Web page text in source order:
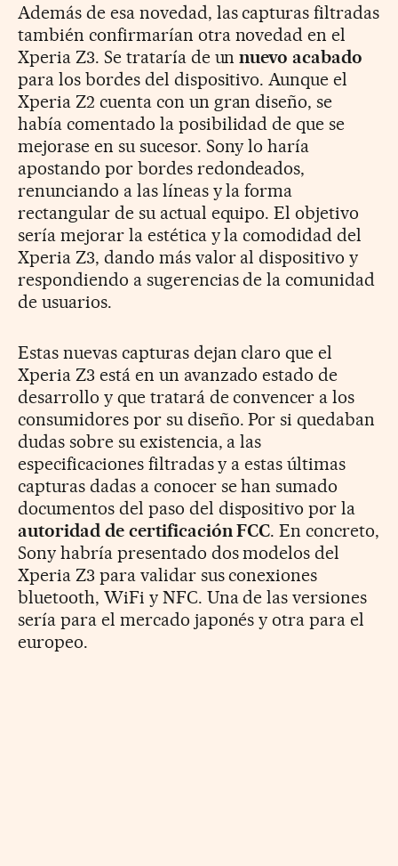
Además de esa novedad, las capturas filtradas
también confirmarían otra novedad en el
Xperia Z3. Se trataría de unnuevo acabado
para los bordes del dispositivo. Aunque el
Xperia Z2 cuenta con un gran diseño, se
había comentado la posibilidad de que se
mejorase en su sucesor. Sony lo haría
apostando por bordes redondeados,
renunciando a las líneas y la forma
rectangular de su actual equipo. El objetivo
sería mejorar la estética y la comodidad del
Xperia Z3, dando más valor al dispositivo y
respondiendo a sugerencias de la comunidad
de usuarios.
Estas nuevas capturas dejan claro que el
Xperia Z3 está en un avanzado estado de
desarrollo y que tratará de convencer a los
consumidores por su diseño. Por si quedaban
dudas sobre su existencia, a las
especificaciones filtradas y a estas últimas
capturas dadas a conocer se han sumado
documentos del paso del dispositivo por la
autoridad de certificación FCC. En concreto,
Sony habría presentado dos modelos del
Xperia Z3 para validar sus conexiones
bluetooth, WiFi y NFC. Una de las versiones
sería para el mercado japonés y otra para el
europeo.